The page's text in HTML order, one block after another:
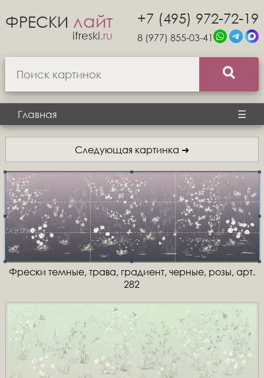
ФРЕСКИ лайт
ifreski.ru
+7 (495) 972-72-19
8 (977) 855-03-41
Главная ☰
Следующая картинка ➜
Фрески темные, трава, градиент, черные, розы, арт.
282